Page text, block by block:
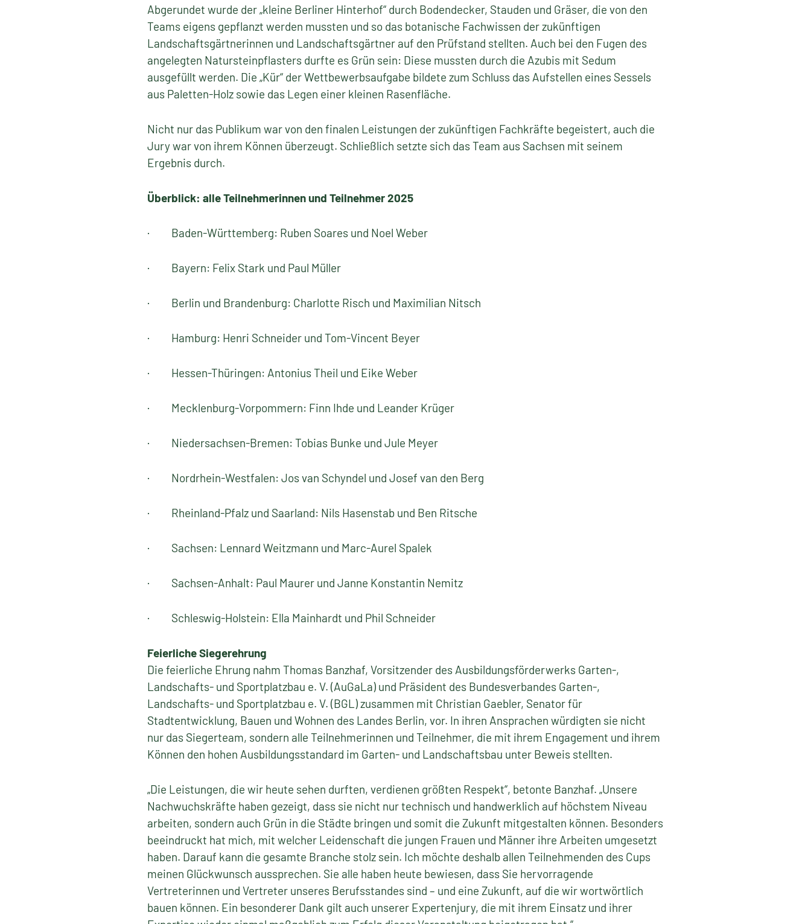
Abgerundet wurde der „kleine Berliner Hinterhof“ durch Bodendecker, Stauden und Gräser, die von den
Teams eigens gepflanzt werden mussten und so das botanische Fachwissen der zukünftigen
Landschaftsgärtnerinnen und Landschaftsgärtner auf den Prüfstand stellten. Auch bei den Fugen des
angelegten Natursteinpflasters durfte es Grün sein: Diese mussten durch die Azubis mit Sedum
ausgefüllt werden. Die „Kür“ der Wettbewerbsaufgabe bildete zum Schluss das Aufstellen eines Sessels
aus Paletten-Holz sowie das Legen einer kleinen Rasenfläche.
Nicht nur das Publikum war von den finalen Leistungen der zukünftigen Fachkräfte begeistert, auch die
Jury war von ihrem Können überzeugt. Schließlich setzte sich das Team aus Sachsen mit seinem
Ergebnis durch.
Überblick: alle Teilnehmerinnen und Teilnehmer 2025
· Baden-Württemberg: Ruben Soares und Noel Weber
· Bayern: Felix Stark und Paul Müller
· Berlin und Brandenburg: Charlotte Risch und Maximilian Nitsch
· Hamburg: Henri Schneider und Tom-Vincent Beyer
· Hessen-Thüringen: Antonius Theil und Eike Weber
· Mecklenburg-Vorpommern: Finn Ihde und Leander Krüger
· Niedersachsen-Bremen: Tobias Bunke und Jule Meyer
· Nordrhein-Westfalen: Jos van Schyndel und Josef van den Berg
· Rheinland-Pfalz und Saarland: Nils Hasenstab und Ben Ritsche
· Sachsen: Lennard Weitzmann und Marc-Aurel Spalek
· Sachsen-Anhalt: Paul Maurer und Janne Konstantin Nemitz
· Schleswig-Holstein: Ella Mainhardt und Phil Schneider
Feierliche Siegerehrung
Die feierliche Ehrung nahm Thomas Banzhaf, Vorsitzender des Ausbildungsförderwerks Garten-,
Landschafts- und Sportplatzbau e. V. (AuGaLa) und Präsident des Bundesverbandes Garten-,
Landschafts- und Sportplatzbau e. V. (BGL) zusammen mit Christian Gaebler, Senator für
Stadtentwicklung, Bauen und Wohnen des Landes Berlin, vor. In ihren Ansprachen würdigten sie nicht
nur das Siegerteam, sondern alle Teilnehmerinnen und Teilnehmer, die mit ihrem Engagement und ihrem
Können den hohen Ausbildungsstandard im Garten- und Landschaftsbau unter Beweis stellten.
„Die Leistungen, die wir heute sehen durften, verdienen größten Respekt“, betonte Banzhaf. „Unsere
Nachwuchskräfte haben gezeigt, dass sie nicht nur technisch und handwerklich auf höchstem Niveau
arbeiten, sondern auch Grün in die Städte bringen und somit die Zukunft mitgestalten können. Besonders
beeindruckt hat mich, mit welcher Leidenschaft die jungen Frauen und Männer ihre Arbeiten umgesetzt
haben. Darauf kann die gesamte Branche stolz sein. Ich möchte deshalb allen Teilnehmenden des Cups
meinen Glückwunsch aussprechen. Sie alle haben heute bewiesen, dass Sie hervorragende
Vertreterinnen und Vertreter unseres Berufsstandes sind – und eine Zukunft, auf die wir wortwörtlich
bauen können. Ein besonderer Dank gilt auch unserer Expertenjury, die mit ihrem Einsatz und ihrer